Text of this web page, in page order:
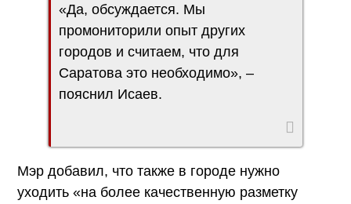
«Да, обсуждается. Мы
промониторили опыт других
городов и считаем, что для
Саратова это необходимо», –
пояснил Исаев.
Мэр добавил, что также в городе нужно
уходить «на более качественную разметку